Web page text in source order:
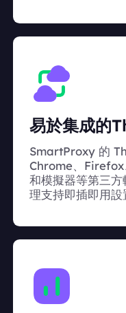
易於集成的
SmartProxy 的
Chrome、Firefox
和模擬器等第三
理支持即插即用設